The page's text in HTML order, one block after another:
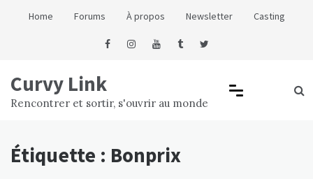
Home Forums À propos Newsletter Casting
Curvy Link
Rencontrer et sortir, s'ouvrir au monde
Étiquette : Bonprix